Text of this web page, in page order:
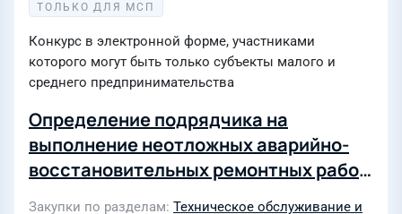
ТОЛЬКО ДЛЯ МСП
Конкурс в электронной форме, участниками
которого могут быть только субъекты малого и
среднего предпринимательства
Определение подрядчика на
выполнение неотложных аварийно-
восстановительных ремонтных работ
на ВЛ 35-220 кВ для нужд филиала
Закупки по разделам Техническое обслуживание и